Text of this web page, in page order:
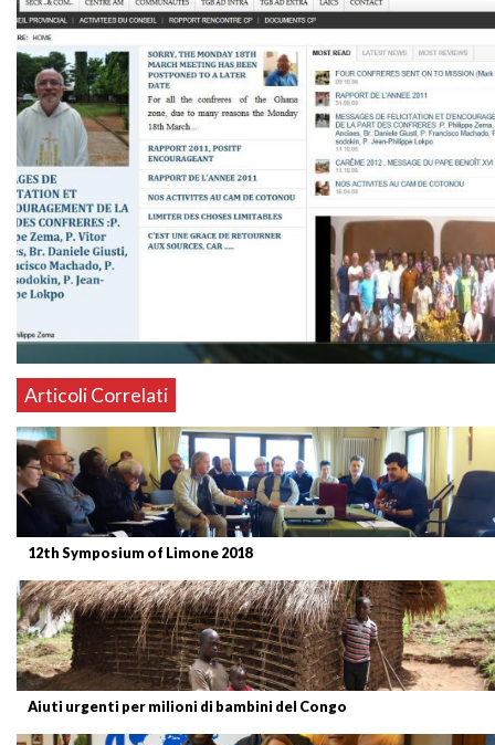
Articoli Correlati
12th Symposium of Limone 2018
Aiuti urgenti per milioni di bambini del Congo